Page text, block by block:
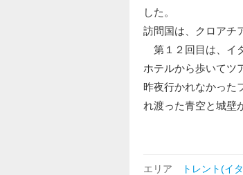
した。
訪問国は、クロアチ
第１２回目は、イ
ホテルから歩いてツ
昨夜行かれなかった
れ渡った青空と城壁
エリア トレント(イ